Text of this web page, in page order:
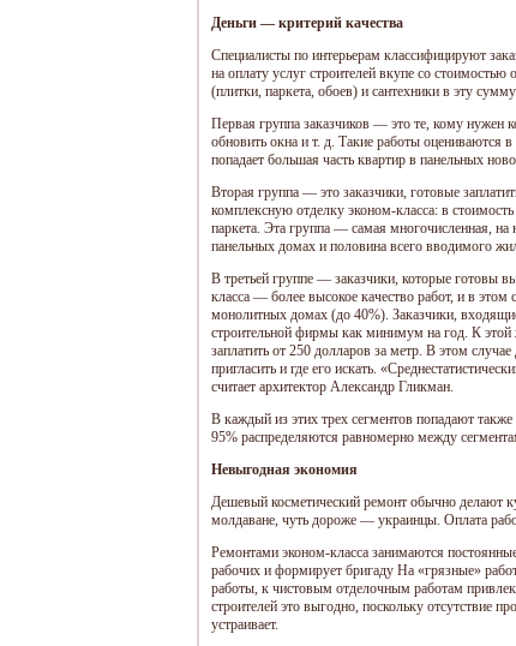
Деньги — критерий качества
Специалисты по интерьерам классифицируют
на оплату услуг строителей вкупе со
(плитки, паркета, обоев) и сантехники в эту
Первая группа заказчиков — это те, кому нужен
обновить окна и т. д. Такие работы оцениваются
попадает большая часть квартир в панельных
Вторая группа — это заказчики, готовые
комплексную отделку эконом-класса: в
паркета. Эта группа — самая многочисленная,
панельных домах и половина всего вводимого
В третьей группе — заказчики, которые готовы
класса — более высокое качество работ, и в этом
монолитных домах (до 40%). Заказчики,
строительной фирмы как минимум на год. К
заплатить от 250 долларов за метр. В этом
пригласить и где его искать.
считает архитектор Александр Гликман.
В каждый из этих трех сегментов попадают
95% распределяются равномерно между
Невыгодная экономия
Дешевый косметический ремонт обычно делают
молдаване, чуть дороже — украинцы. Оплата
Ремонтами эконом-класса занимаются
рабочих и формирует бригаду На «грязные»
работы, к чистовым отделочным работам
строителей это выгодно, поскольку отсутствие
устраивает.